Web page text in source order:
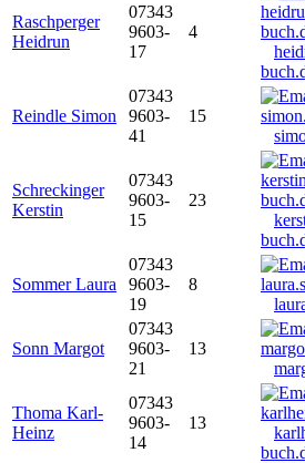
Raschperger
Heidrun
07343
9603-
17
4
Reindle Simon
07343
9603-
41
15
Schreckinger
Kerstin
07343
9603-
15
23
Sommer Laura
07343
9603-
19
8
Sonn Margot
07343
9603-
21
13
Thoma Karl-
Heinz
07343
9603-
14
13